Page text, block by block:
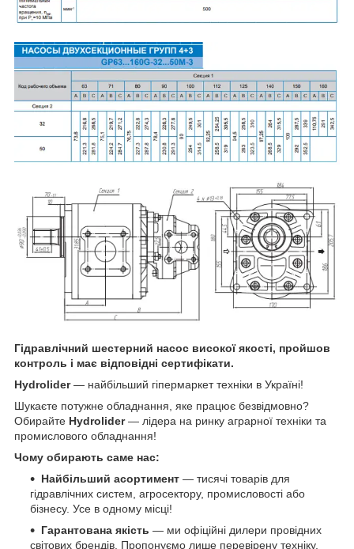
Гідравлічний шестерний насос високої якості, пройшов
контроль і має відповідні сертифікати.
Hydrolider— найбільший гіпермаркет техніки в Україні!
Шукаєте потужне обладнання, яке працює безвідмовно?
Обирайте Hydrolider— лідера на ринку аграрної техніки та
промислового обладнання!
Чому обирають саме нас:
Найбільший асортимент — тисячі товарів для
гідравлічних систем, агросектору, промисловості або
бізнесу. Усе в одному місці!
Гарантована якість — ми офіційні дилери провідних
світових брендів. Пропонуємо лише перевірену техніку,